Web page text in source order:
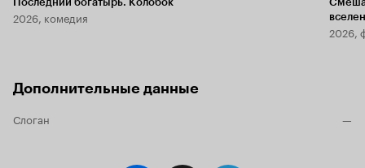
2026, комедия
2026,
Дополнительные данные
Слоган —